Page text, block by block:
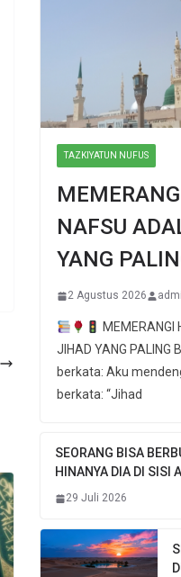
TAZKIYATUN NUFUS
NAFSU
YANG
2 Agustus 2026
MEMERANGI
JIHAD YANG PALING
berkata: Aku
berkata: “Jihad
SEORANG BISA
HINANYA DIA DI SISI
29 Juli 2026